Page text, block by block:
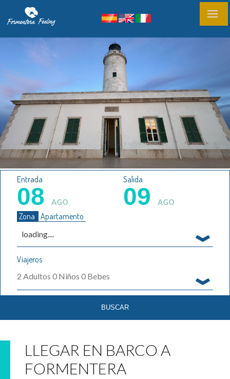
Entrada
08 AGO
Salida
09 AGO
Zona Apartamento
loading....
Viajeros
2 Adultos 0 Niños 0 Bebes
LLEGAR EN BARCO A
FORMENTERA